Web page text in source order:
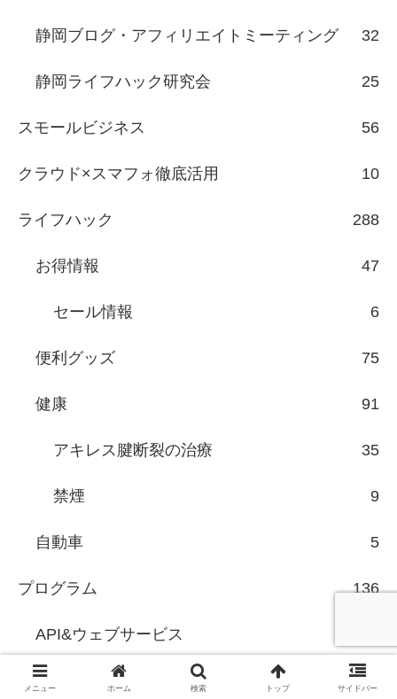
静岡ブログ・アフィリエイトミーティング 32
静岡ライフハック研究会 25
スモールビジネス 56
クラウド×スマフォ徹底活用 10
ライフハック 288
お得情報 47
セール情報 6
便利グッズ 75
健康 91
アキレス腱断裂の治療 35
禁煙 9
自動車 5
プログラム 136
API&ウェブサービス
Ajax
メニュー ホーム 検索 トップ サイドバー